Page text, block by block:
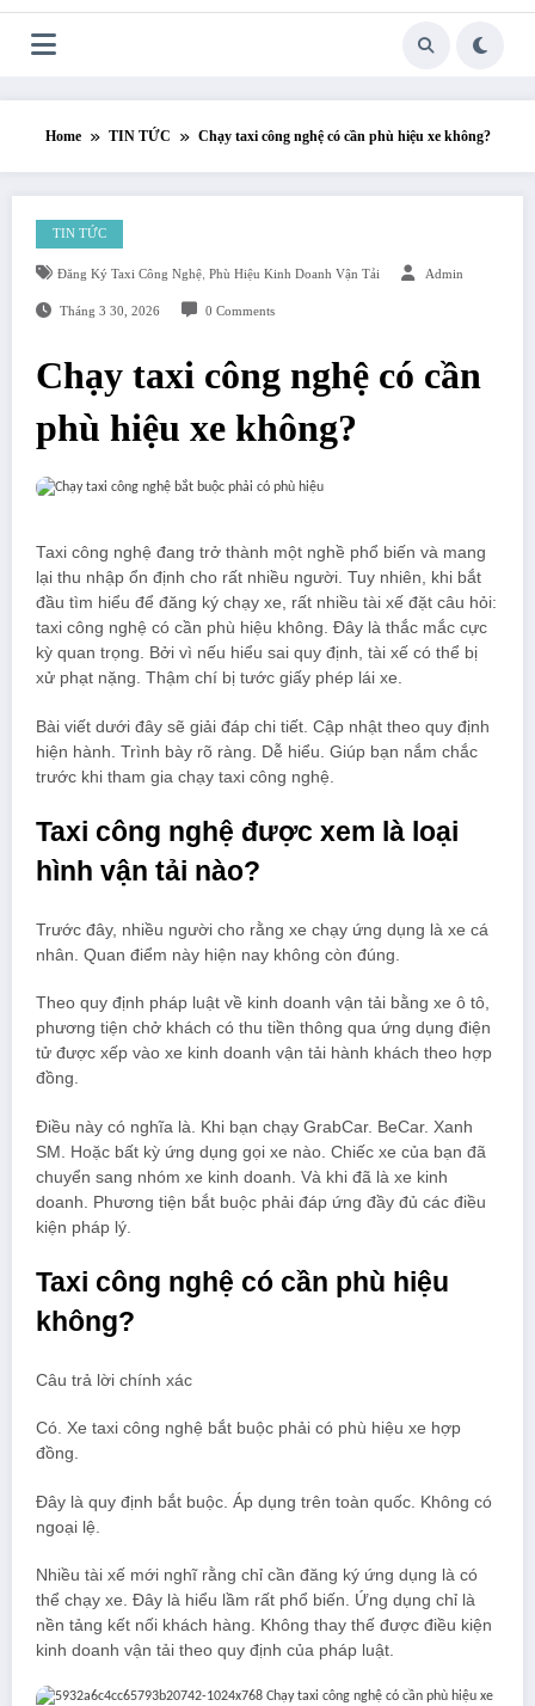
Skip
content
Home TIN TỨC Chạy taxi công nghệ có cần phù hiệu xe không?
TIN TỨC
Đăng Ký Taxi Công Nghệ, Phù Hiệu Kinh Doanh Vận Tải Admin
Tháng 3 30, 2026 0 Comments
Chạy taxi công nghệ có cần
phù hiệu xe không?
Taxi công nghệ đang trở thành một nghề phổ biến và mang
lại thu nhập ổn định cho rất nhiều người. Tuy nhiên, khi bắt
đầu tìm hiểu để đăng ký chạy xe, rất nhiều tài xế đặt câu hỏi:
taxi công nghệ có cần phù hiệu không. Đây là thắc mắc cực
kỳ quan trọng. Bởi vì nếu hiểu sai quy định, tài xế có thể bị
xử phạt nặng. Thậm chí bị tước giấy phép lái xe.
Bài viết dưới đây sẽ giải đáp chi tiết. Cập nhật theo quy định
hiện hành. Trình bày rõ ràng. Dễ hiểu. Giúp bạn nắm chắc
trước khi tham gia chạy taxi công nghệ.
Taxi công nghệ được xem là loại
hình vận tải nào?
Trước đây, nhiều người cho rằng xe chạy ứng dụng là xe cá
nhân. Quan điểm này hiện nay không còn đúng.
Theo quy định pháp luật về kinh doanh vận tải bằng xe ô tô,
phương tiện chở khách có thu tiền thông qua ứng dụng điện
tử được xếp vào xe kinh doanh vận tải hành khách theo hợp
đồng.
Điều này có nghĩa là. Khi bạn chạy GrabCar. BeCar. Xanh
SM. Hoặc bất kỳ ứng dụng gọi xe nào. Chiếc xe của bạn đã
chuyển sang nhóm xe kinh doanh. Và khi đã là xe kinh
doanh. Phương tiện bắt buộc phải đáp ứng đầy đủ các điều
kiện pháp lý.
Taxi công nghệ có cần phù hiệu
không?
Câu trả lời chính xác
Có. Xe taxi công nghệ bắt buộc phải có phù hiệu xe hợp
đồng.
Đây là quy định bắt buộc. Áp dụng trên toàn quốc. Không có
ngoại lệ.
Nhiều tài xế mới nghĩ rằng chỉ cần đăng ký ứng dụng là có
thể chạy xe. Đây là hiểu lầm rất phổ biến. Ứng dụng chỉ là
nền tảng kết nối khách hàng. Không thay thế được điều kiện
kinh doanh vận tải theo quy định của pháp luật.